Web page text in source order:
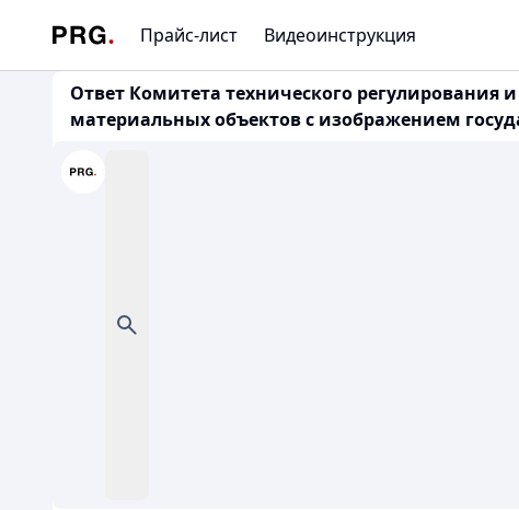
Прайс-лист Видеоинструкция
Ответ Комитета технического регулирования
материальных объектов с изображением